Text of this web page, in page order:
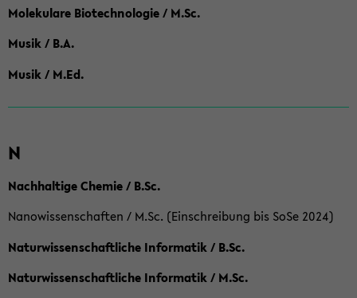
Molekulare Biotechnologie / M.Sc.
Musik / B.A.
Musik / M.Ed.
N
Nachhaltige Chemie / B.Sc.
Nanowissenschaften / M.Sc. (Einschreibung bis SoSe 2024)
Naturwissenschaftliche Informatik / B.Sc.
Naturwissenschaftliche Informatik / M.Sc.